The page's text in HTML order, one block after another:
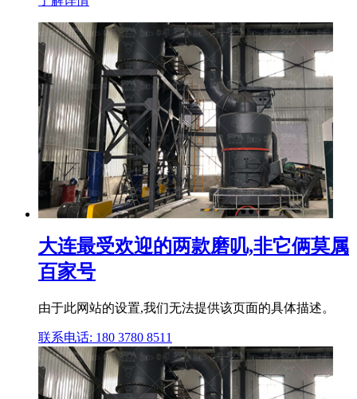
大连最受欢迎的两款磨叽,非它俩莫属
百家号
由于此网站的设置,我们无法提供该页面的具体描述。
联系电话: 180 3780 8511